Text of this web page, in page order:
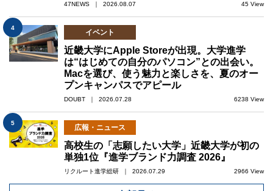
47NEWS ｜ 2026.08.07 45 View
4
イベント
近畿大学にApple Storeが出現。大学進学
は“はじめての自分のパソコン”との出会い。
Macを選び、使う魅力と楽しさを、夏のオー
プンキャンパスでアピール
DOUBT ｜ 2026.07.28 6238 View
5
広報・ニュース
高校生の「志願したい大学」近畿大学が初の
単独1位『進学ブランド力調査 2026』
リクルート進学総研 ｜ 2026.07.29 2966 View